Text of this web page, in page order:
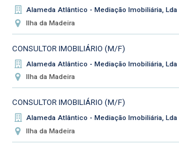
Alameda Atlântico - Mediação Imobiliária, Lda
Ilha da Madeira
CONSULTOR IMOBILIÁRIO (M/F)
Alameda Atlântico - Mediação Imobiliária, Lda
Ilha da Madeira
CONSULTOR IMOBILIÁRIO (M/F)
Alameda Atlântico - Mediação Imobiliária, Lda
Ilha da Madeira